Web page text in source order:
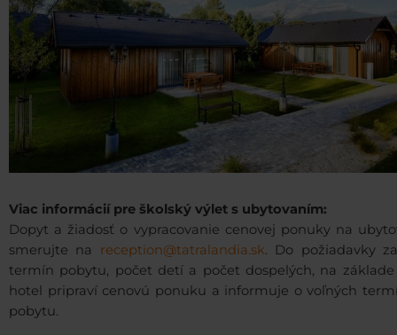
Viac informácií pre školský výlet s ubytovaním:
Dopyt a žiadosť o vypracovanie cenovej ponuky na
smerujte na reception@tatralandia.sk. Do požiadavky
termín pobytu, počet detí a počet dospelých, na základe
hotel pripraví cenovú ponuku a informuje o voľných
pobytu.